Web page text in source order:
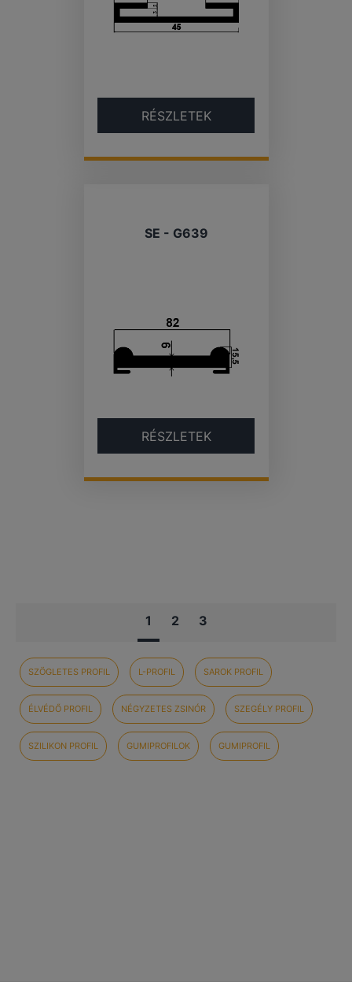
RÉSZLETEK
SE - G639
RÉSZLETEK
1 2 3
SZÖGLETES PROFIL L-PROFIL SAROK PROFIL
ÉLVÉDŐ PROFIL NÉGYZETES ZSINÓR SZEGÉLY PROFIL
SZILIKON PROFIL GUMIPROFILOK GUMIPROFIL